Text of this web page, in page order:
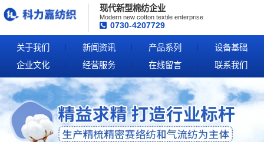
现代新型棉纺企业
Modern new cotton textile enterprise
0730-4207729
关于我们 新闻资讯 产品系列
设备基础
企业文化
经营服务 在线留言 联系我们